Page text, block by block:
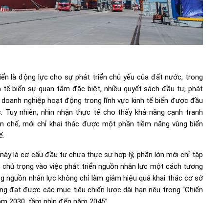
là động lực cho sự phát triển chủ yếu của đất nước, trong
biển sự quan tâm đặc biệt, nhiều quyết sách đầu tư, phát
nghiệp hoạt động trong lĩnh vực kinh tế biển được đầu
nhiên, nhìn nhận thực tế cho thấy khả năng cạnh tranh
chế, mới chỉ khai thác được một phần tiềm năng vùng biển
là cơ cấu đầu tư chưa thực sự hợp lý, phần lớn mới chỉ tập
trọng vào việc phát triển nguồn nhân lực một cách tương
nhân lực không chỉ làm giảm hiệu quả khai thác cơ sở
đạt được các mục tiêu chiến lược dài hạn nêu trong “Chiến